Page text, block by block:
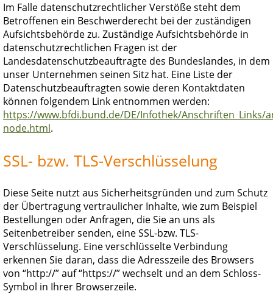
Im Falle datenschutzrechtlicher Verstöße steht dem
Betroffenen ein Beschwerderecht bei der zuständigen
Aufsichtsbehörde zu. Zuständige Aufsichtsbehörde in
datenschutzrechtlichen Fragen ist der
Landesdatenschutzbeauftragte des Bundeslandes, in dem
unser Unternehmen seinen Sitz hat. Eine Liste der
Datenschutzbeauftragten sowie deren Kontaktdaten
können folgendem Link entnommen werden:
https://www.bfdi.bund.de/DE/Infothek/Anschriften_Links/
node.html.
SSL- bzw. TLS-Verschlüsselung
Diese Seite nutzt aus Sicherheitsgründen und zum Schutz
der Übertragung vertraulicher Inhalte, wie zum Beispiel
Bestellungen oder Anfragen, die Sie an uns als
Seitenbetreiber senden, eine SSL-bzw. TLS-
Verschlüsselung. Eine verschlüsselte Verbindung
erkennen Sie daran, dass die Adresszeile des Browsers
von “http://” auf “https://” wechselt und an dem Schloss-
Symbol in Ihrer Browserzeile.